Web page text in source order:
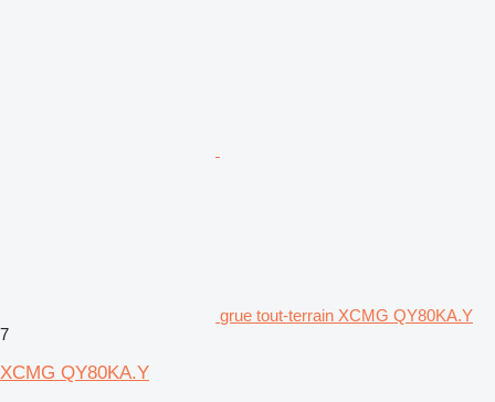
grue tout-terrain XCMG QY80KA.Y
7
XCMG QY80KA.Y